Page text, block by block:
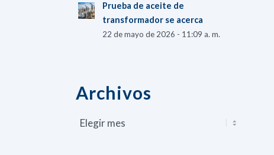
Prueba de aceite de
transformador se acerca
22 de mayo de 2026 - 11:09 a. m.
Archivos